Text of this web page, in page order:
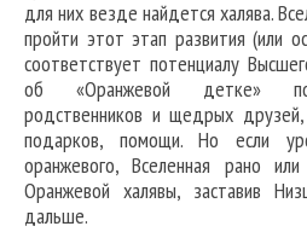
для них везде найдется халява.
пройти этот этап развития (или
соответствует потенциалу
об «Оранжевой детке»
родственников и щедрых
подарков, помощи. Но если
оранжевого, Вселенная рано
Оранжевой халявы, заставив
дальше.